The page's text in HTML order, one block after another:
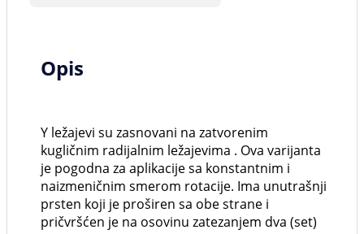
Opis
Y ležajevi su zasnovani na zatvorenim
kugličnim radijalnim ležajevima . Ova varijanta
je pogodna za aplikacije sa konstantnim i
naizmeničnim smerom rotacije. Ima unutrašnji
prsten koji je proširen sa obe strane i
pričvršćen je na osovinu zatezanjem dva (set)